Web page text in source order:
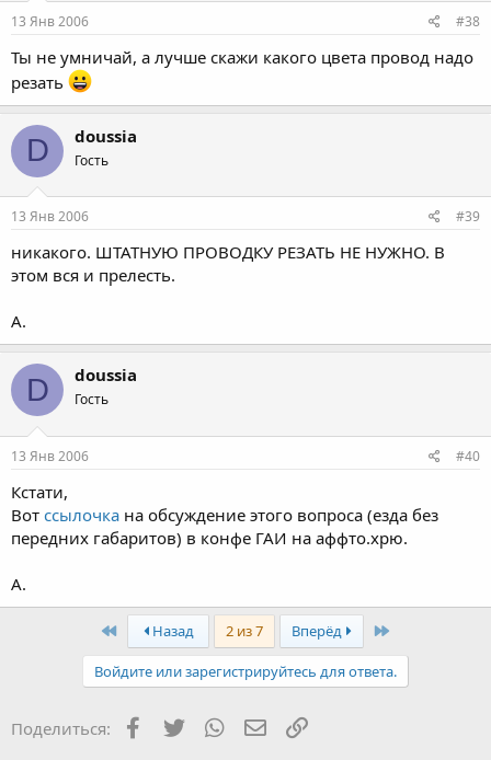
13 Янв 2006 #38
Ты не умничай, а лучше скажи какого цвета провод надо
резать
D doussia
Гость
13 Янв 2006 #39
никакого. ШТАТНУЮ ПРОВОДКУ РЕЗАТЬ НЕ НУЖНО. В
этом вся и прелесть.
А.
D doussia
Гость
13 Янв 2006 #40
Кстати,
Вот ссылочка на обсуждение этого вопроса (езда без
передних габаритов) в конфе ГАИ на аффто.хрю.
А.
First Назад 2 из 7 Вперёд Last
Войдите или зарегистрируйтесь для ответа.
Поделиться: Facebook
TwitterWhatsAppЭлектронная почта
Ссылка